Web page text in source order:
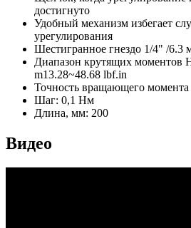
достигнуто
Удобный механизм избегает
урегулирования
Шестигранное гнездо 1/4" /6.3
Диапазон крутящих моментов
m13.28~48.68 lbf.in
Точность вращающего момента
Шаг: 0,1 Нм
Длина, мм: 200
Видео